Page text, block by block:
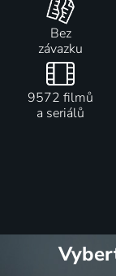
Bez
závazku
9572 filmů
a seriálů